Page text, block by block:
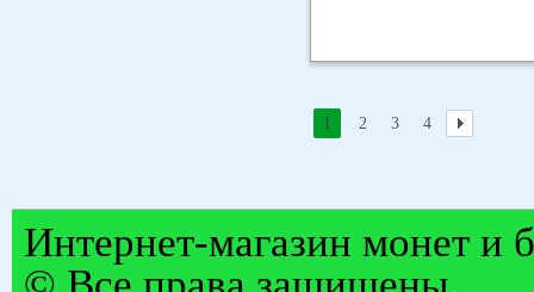
1 2 3 4
Интернет-магазин монет и